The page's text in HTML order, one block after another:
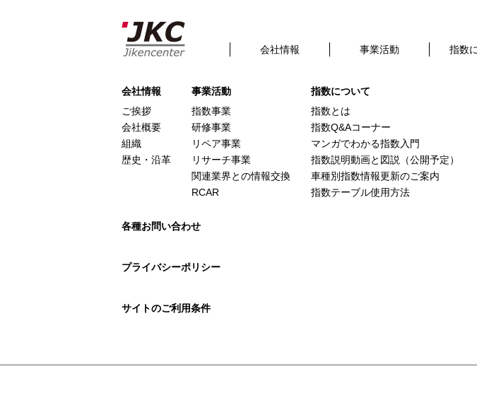
会社情報 事業活動 指数
【メジャー入り車両外観写真】ヴェゼル(RV5)、
Posted2022年1月14日
filed under:
This is a widget ready area. Add some and they will appear here.
会社情報
ご挨拶
会社概要
組織
歴史・沿革
事業活動
指数事業
研修事業
リペア事業
リサーチ事業
関連業界との情報交換
RCAR
指数について
指数とは
指数Q&Aコーナー
マンガでわかる指数入門
指数説明動画と図説（公開予定）
車種別指数情報更新のご案内
指数テーブル使用方法
各種お問い合わせ
プライバシーポリシー
サイトのご利用条件